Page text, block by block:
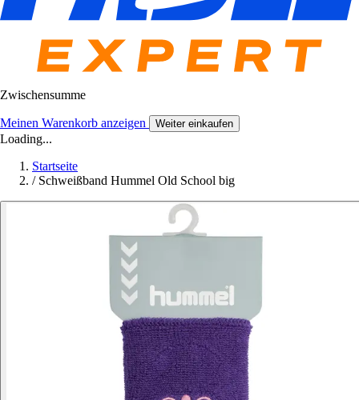
Zwischensumme
Meinen Warenkorb anzeigen Weiter einkaufen
Loading...
Startseite
/ Schweißband Hummel Old School big